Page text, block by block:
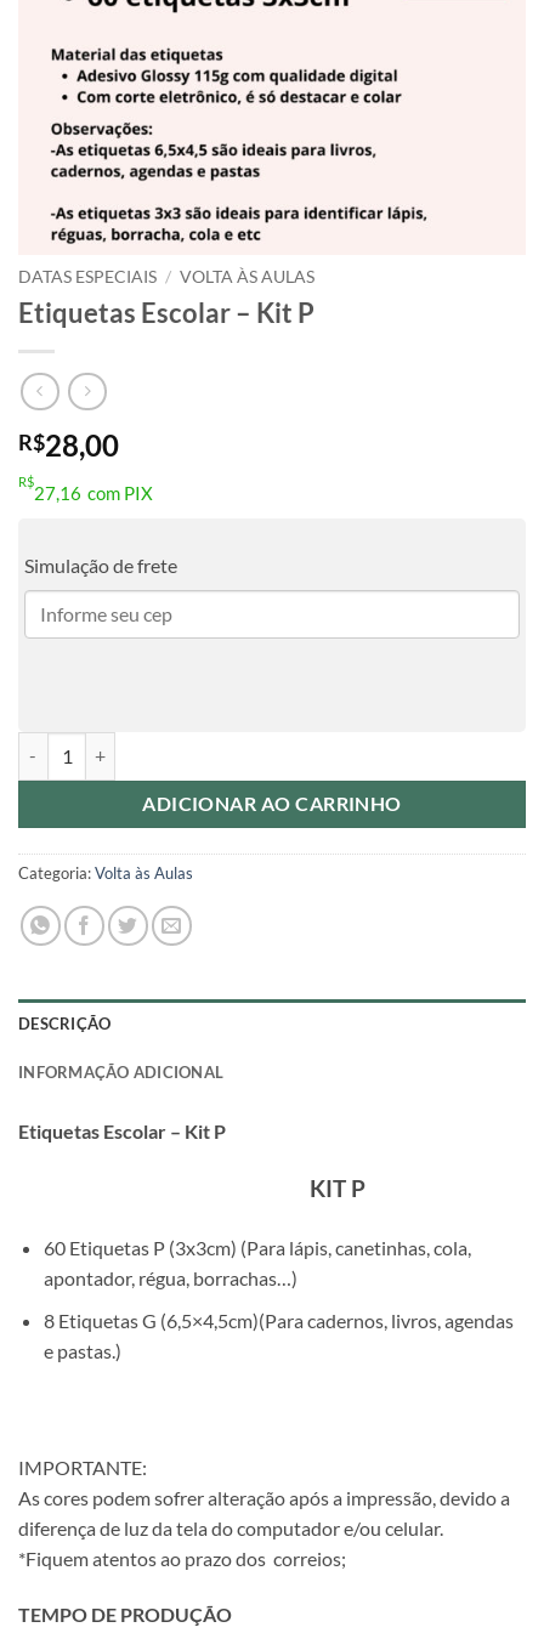
DATAS ESPECIAIS / VOLTA ÀS AULAS
Etiquetas Escolar – Kit P
R$28,00
R$
27,16 com PIX
Simulação de frete
ADICIONAR AO CARRINHO
Categoria:Volta às Aulas
DESCRIÇÃO
INFORMAÇÃO ADICIONAL
Etiquetas Escolar – Kit P
KIT P
60 Etiquetas P (3x3cm) (Para lápis, canetinhas, cola,
apontador, régua, borrachas…)
8 Etiquetas G (6,5×4,5cm)(Para cadernos, livros, agendas
e pastas.)
IMPORTANTE:
As cores podem sofrer alteração após a impressão, devido a
diferença de luz da tela do computador e/ou celular.
*Fiquem atentos ao prazo dos correios;
TEMPO DE PRODUÇÃO